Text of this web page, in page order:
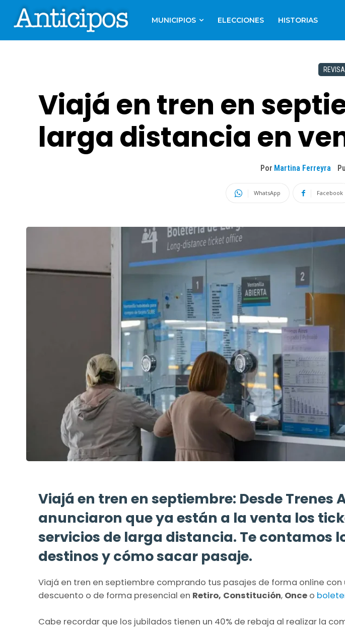
MUNICIPIOS ELECCIONES HISTORIAS
Viajá en tren en
larga distancia en
Por Martina Ferreyra
WhatsApp Facebook
Viajá en tren en septiembre: Desde Trenes
anunciaron que ya están a la venta los
servicios de larga distancia. Te contamos
destinos y cómo sacar pasaje.
Viajá en tren en septiembre comprando tus pasajes de forma online con
descuento o de forma presencial en Retiro, Constitución, Once o
Cabe recordar que los jubilados tienen un 40% de rebaja al realizar la